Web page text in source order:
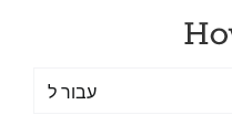
עבור ל